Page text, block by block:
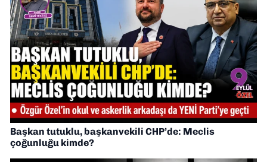
Başkan tutuklu, başkanvekili CHP’de: Meclis
çoğunluğu kimde?